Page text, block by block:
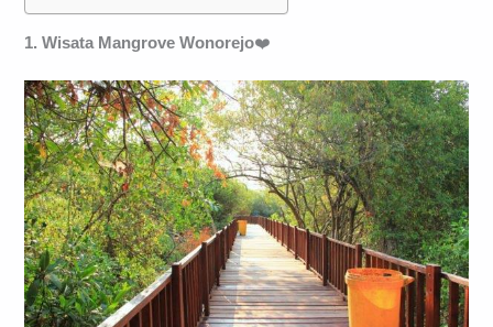
1. Wisata Mangrove Wonorejo❤️